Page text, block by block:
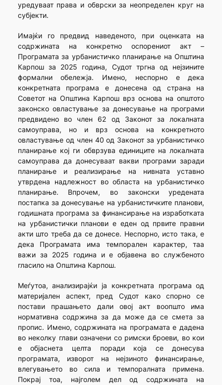
уредуваат права и обврски за неопределен круг на
субјекти.
Имајќи го предвид наведеното, при оценката на
содржината на конкретно оспорениот акт –
Програмата за урбанистичко планирање на Општина
Карпош за 2025 година, Судот тргна од нејзините
формални обележја. Имено, неспорно е дека
конкретната програма е донесена од страна на
Советот на Oпштина Карпош врз основа на општото
законско овластување за донесување на програми
предвидено во член 62 од Законот за локалната
самоуправа, но и врз основа на конкретното
овластување од член 40 од Законот за урбанистичко
планирање кој ги обврзува единиците на локалната
самоуправа да донесуваат вакви програми заради
планирање и реализирање на нивната уставно
утврдена надлежност во областа на урбанистичко
планирање. Впрочем, во законски уредената
постапка за донесување на урбанистичките планови,
годишната програма за финансирање на изработката
на урбанистички планови е еден од првите правни
акти што треба да се донесе. Неспорно, исто така, е
дека Програмата има темпорален карактер, таа
важи за 2025 година и е објавена во службеното
гласило на Општина Карпош.
Меѓутоа, анализирајќи ја конкретната програма од
материјален аспект, пред Судот како спорно се
постави прашањето дали овој акт воопшто има
нормативна содржина за да може да се смета за
пропис. Имено, содржината на програмата е дадена
во неколку глави означени со римски броеви, во кои
е објаснета целта поради која се донесува
програмата, изворот на нејзиното финансирање,
влегувањето во сила и темпоралната примена.
Покрај тоа, најголем дел од содржината на